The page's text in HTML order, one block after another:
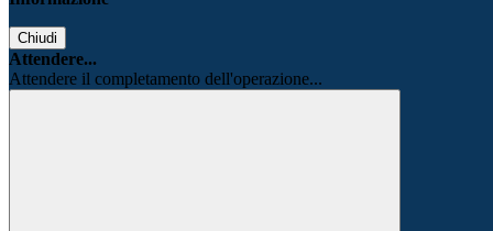
Chiudi
Attendere...
Attendere il completamento dell'operazione...